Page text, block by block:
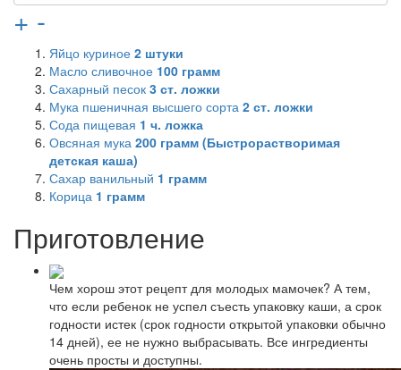
+ -
Яйцо куриное 2 штуки
Масло сливочное 100 грамм
Сахарный песок 3 ст. ложки
Мука пшеничная высшего сорта 2 ст. ложки
Сода пищевая 1 ч. ложка
Овсяная мука 200 грамм (Быстрорастворимая
детская каша)
Сахар ванильный 1 грамм
Корица 1 грамм
Приготовление
Чем хорош этот рецепт для молодых мамочек? А тем,
что если ребенок не успел съесть упаковку каши, а срок
годности истек (срок годности открытой упаковки обычно
14 дней), ее не нужно выбрасывать. Все ингредиенты
очень просты и доступны.